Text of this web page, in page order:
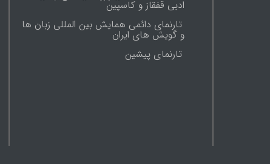
ادبی قفقاز و کاسپین
تارنمای دائمی همایش بین المللی زبان ها
و گویش های ایران
تارنماى پيشين